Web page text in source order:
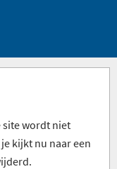
site wordt niet
kijkt nu naar een